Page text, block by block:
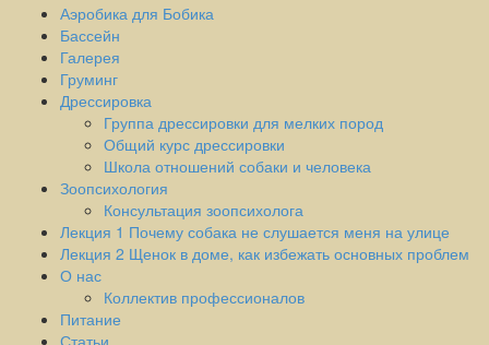
Аэробика для Бобика
Бассейн
Галерея
Груминг
Дрессировка
Группа дрессировки для мелких пород
Общий курс дрессировки
Школа отношений собаки и человека
Зоопсихология
Консультация зоопсихолога
Лекция 1 Почему собака не слушается меня на улице
Лекция 2 Щенок в доме, как избежать основных проблем
О нас
Коллектив профессионалов
Питание
Статьи